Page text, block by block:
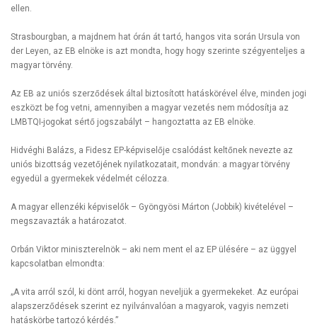
ellen.
Strasbourgban, a majdnem hat órán át tartó, hangos vita során Ursula von
der Leyen, az EB elnöke is azt mondta, hogy hogy szerinte szégyenteljes a
magyar törvény.
Az EB az uniós szerződések által biztosított hatáskörével élve, minden jogi
eszközt be fog vetni, amennyiben a magyar vezetés nem módosítja az
LMBTQI-jogokat sértő jogszabályt – hangoztatta az EB elnöke.
Hidvéghi Balázs, a Fidesz EP-képviselője csalódást keltőnek nevezte az
uniós bizottság vezetőjének nyilatkozatait, mondván: a magyar törvény
egyedül a gyermekek védelmét célozza.
A magyar ellenzéki képviselők – Gyöngyösi Márton (Jobbik) kivételével –
megszavazták a határozatot.
Orbán Viktor miniszterelnök – aki nem ment el az EP ülésére – az üggyel
kapcsolatban elmondta:
„A vita arról szól, ki dönt arról, hogyan neveljük a gyermekeket. Az európai
alapszerződések szerint ez nyilvánvalóan a magyarok, vagyis nemzeti
hatáskörbe tartozó kérdés.”